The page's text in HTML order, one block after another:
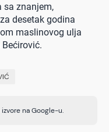
sa znanjem,
desetak godina
maslinovog ulja
na Google-u.